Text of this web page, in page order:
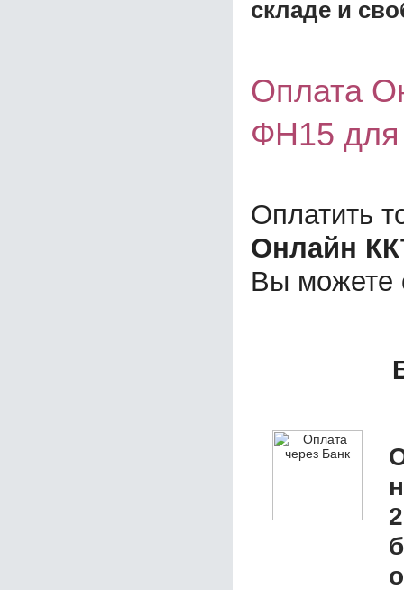
складе и
Оплата
ФН15
Оплатить
Онлайн
Вы можете